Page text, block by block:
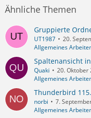
Ähnliche Themen
Gruppierte
UT1987
20.
Allgemeines
Spaltenansicht
Quaki
20. Oktober
Allgemeines
Thunderbird
norbi
7.
Allgemeines